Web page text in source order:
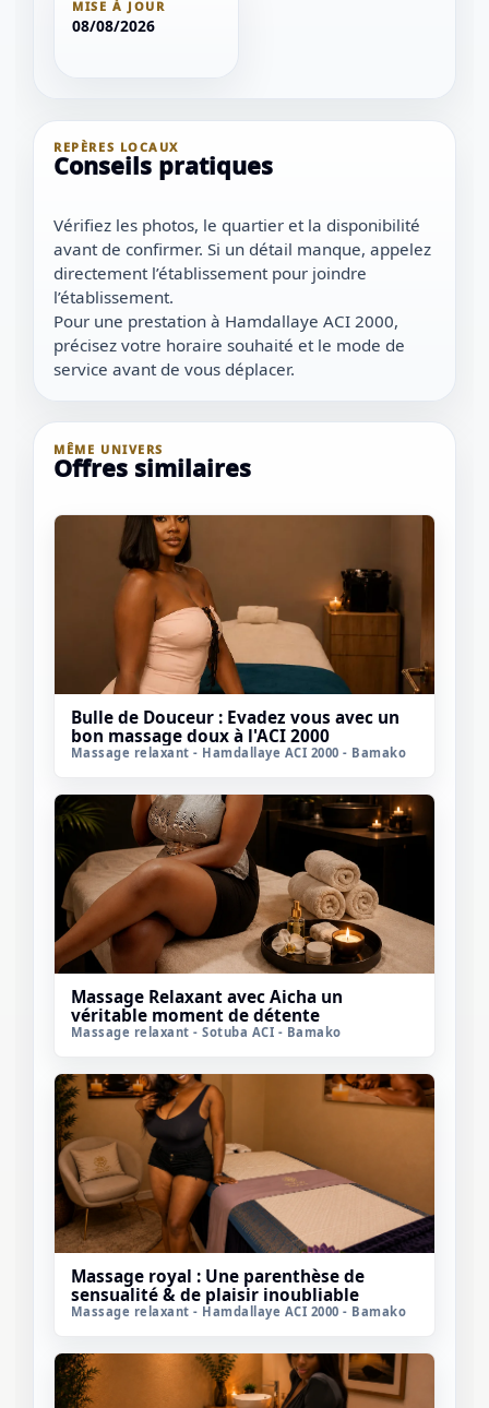
MISE À JOUR
08/08/2026
REPÈRES LOCAUX
Conseils pratiques
Vérifiez les photos, le quartier et la disponibilité
avant de confirmer. Si un détail manque, appelez
directement l’établissement pour joindre
l’établissement.
Pour une prestation à Hamdallaye ACI 2000,
précisez votre horaire souhaité et le mode de
service avant de vous déplacer.
MÊME UNIVERS
Offres similaires
Massage relaxant - Hamdallaye ACI 2000 - Bamako
Bulle de Douceur : Evadez vous avec un
bon massage doux à l'ACI 2000
Massage relaxant - Sotuba ACI - Bamako
Massage Relaxant avec Aicha un
véritable moment de détente
Massage relaxant - Hamdallaye ACI 2000 - Bamako
Massage royal : Une parenthèse de
sensualité & de plaisir inoubliable